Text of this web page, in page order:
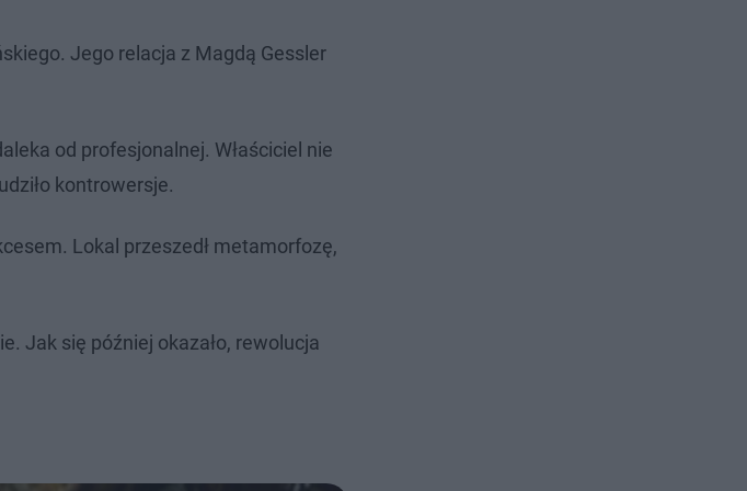
Jego relacja z Magdą Gessler
od profesjonalnej. Właściciel nie
kontrowersje.
Lokal przeszedł metamorfozę,
Jak się później okazało, rewolucja